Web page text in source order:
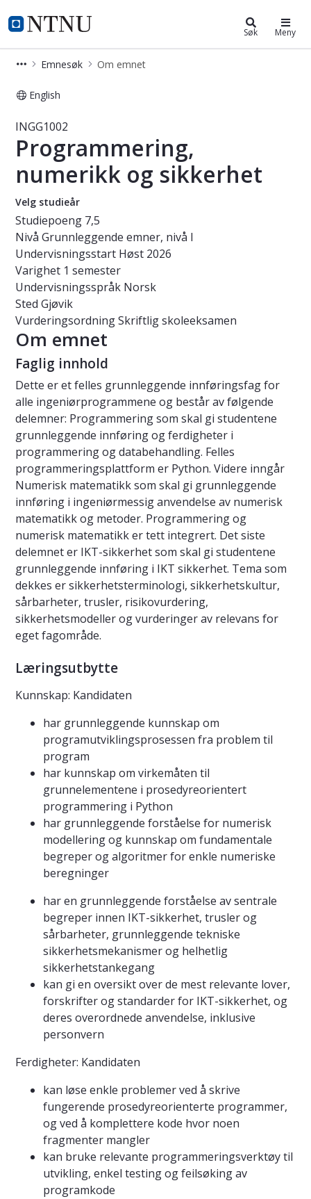
NTNU Hjemmeside
Studier Søk Meny
Emnesøk Om emnet
English
Emne - Programmering, numerikk
INGG1002
Programmering,
numerikk og sikkerhet
Velg studieår
Studiepoeng 7,5
Nivå Grunnleggende emner, nivå I
Undervisningsstart Høst 2026
Varighet 1 semester
Undervisningsspråk Norsk
Sted Gjøvik
VurderingsordningSkriftlig skoleeksamen
Om emnet
Faglig innhold
Dette er et felles grunnleggende innføringsfag for
alle ingeniørprogrammene og består av følgende
delemner: Programmering som skal gi studentene
grunnleggende innføring og ferdigheter i
programmering og databehandling. Felles
programmeringsplattform er Python. Videre inngår
Numerisk matematikk som skal gi grunnleggende
innføring i ingeniørmessig anvendelse av numerisk
matematikk og metoder. Programmering og
numerisk matematikk er tett integrert. Det siste
delemnet er IKT-sikkerhet som skal gi studentene
grunnleggende innføring i IKT sikkerhet. Tema som
dekkes er sikkerhetsterminologi, sikkerhetskultur,
sårbarheter, trusler, risikovurdering,
sikkerhetsmodeller og vurderinger av relevans for
eget fagområde.
Læringsutbytte
Kunnskap: Kandidaten
har grunnleggende kunnskap om
programutviklingsprosessen fra problem til
program
har kunnskap om virkemåten til
grunnelementene i prosedyreorientert
programmering i Python
har grunnleggende forståelse for numerisk
modellering og kunnskap om fundamentale
begreper og algoritmer for enkle numeriske
beregninger
har en grunnleggende forståelse av sentrale
begreper innen IKT-sikkerhet, trusler og
sårbarheter, grunnleggende tekniske
sikkerhetsmekanismer og helhetlig
sikkerhetstankegang
kan gi en oversikt over de mest relevante lover,
forskrifter og standarder for IKT-sikkerhet, og
deres overordnede anvendelse, inklusive
personvern
Ferdigheter: Kandidaten
kan løse enkle problemer ved å skrive
fungerende prosedyreorienterte programmer,
og ved å komplettere kode hvor noen
fragmenter mangler
kan bruke relevante programmeringsverktøy til
utvikling, enkel testing og feilsøking av
programkode